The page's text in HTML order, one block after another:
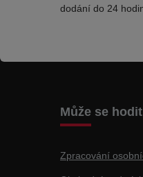
dodání do 24
Může se hodit
Zpracování